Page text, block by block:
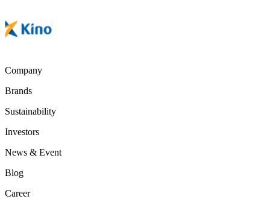
Company
Brands
Sustainability
Investors
News & Event
Blog
Career